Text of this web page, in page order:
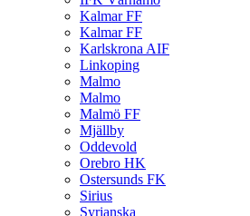
Kalmar FF
Kalmar FF
Karlskrona AIF
Linkoping
Malmo
Malmo
Malmö FF
Mjällby
Oddevold
Orebro HK
Ostersunds FK
Sirius
Syrianska